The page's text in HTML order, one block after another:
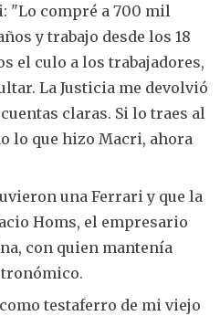
"Lo compré a 700 mil
y trabajo desde los 18
el culo a los trabajadores,
La Justicia me devolvió
claras. Si lo traes al
lo que hizo Macri, ahora
una Ferrari y que la
Homs, el empresario
con quien mantenía
testaferro de mi viejo